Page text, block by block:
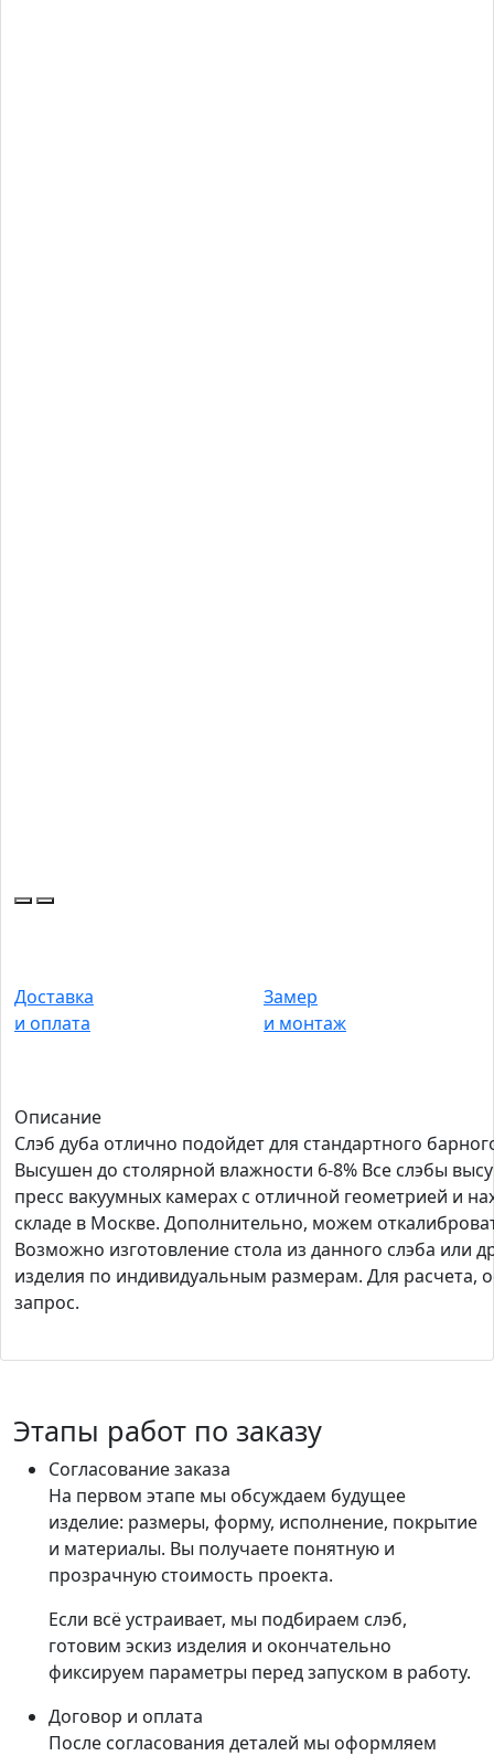
Доставка
и оплата
Замер
и монтаж
Описание
Слэб дуба отлично подойдет для стандартного
Высушен до столярной влажности 6-8% Все слэбы
пресс вакуумных камерах с отличной геометрией и
складе в Москве. Дополнительно, можем
Возможно изготовление стола из данного слэба или
изделия по индивидуальным размерам. Для расчета,
запрос.
Этапы работ по заказу
Согласование заказа
На первом этапе мы обсуждаем будущее
изделие: размеры, форму, исполнение, покрытие
и материалы. Вы получаете понятную и
прозрачную стоимость проекта.
Если всё устраивает, мы подбираем слэб,
готовим эскиз изделия и окончательно
фиксируем параметры перед запуском в работу.
Договор и оплата
После согласования деталей мы оформляем